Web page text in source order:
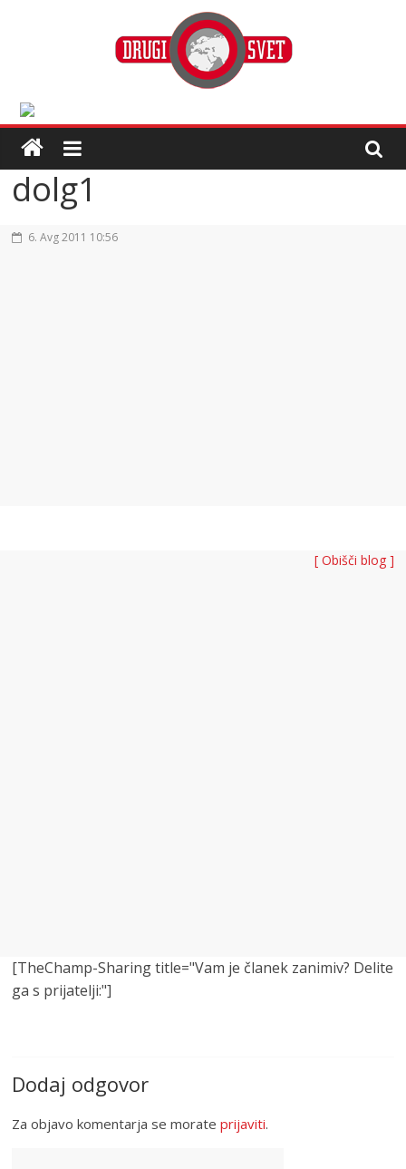
dolg1
6. Avg 2011 10:56
[ Obišči blog ]
[TheChamp-Sharing title="Vam je članek zanimiv? Delite
ga s prijatelji:"]
Dodaj odgovor
Za objavo komentarja se morateprijaviti.